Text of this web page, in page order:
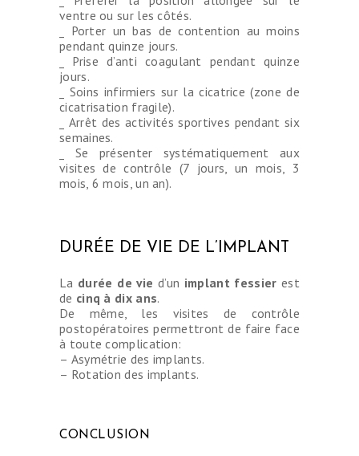
CHIRURGIE
MÉDECINS
TARIFS
A PROPOS
SÉJOUR
DEMANDE DE
ventre ou sur les côtés.
_ Porter un bas de contention au moins
pendant quinze jours.
_ Prise d’anti coagulant pendant quinze
jours.
_ Soins infirmiers sur la cicatrice (zone de
cicatrisation fragile).
_ Arrêt des activités sportives pendant six
semaines.
_ Se présenter systématiquement aux
visites de contrôle (7 jours, un mois, 3
mois, 6 mois, un an).
DURÉE DE VIE DE L’IMPLANT
La durée de vie d’un implant fessier est
de cinq à dix ans.
De même, les visites de contrôle
postopératoires permettront de faire face
à toute complication:
– Asymétrie des implants.
– Rotation des implants.
CONCLUSION